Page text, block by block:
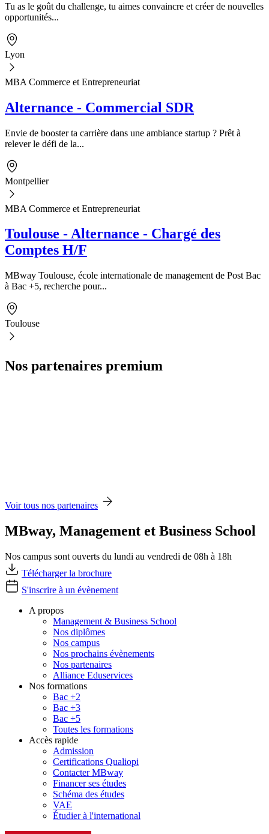
Tu as le goût du challenge, tu aimes convaincre et créer de nouvelles
opportunités...
Lyon
MBA Commerce et Entrepreneuriat
Alternance - Commercial SDR
Envie de booster ta carrière dans une ambiance startup ? Prêt à
relever le défi de la...
Montpellier
MBA Commerce et Entrepreneuriat
Toulouse - Alternance - Chargé des
Comptes H/F
MBway Toulouse, école internationale de management de Post Bac
à Bac +5, recherche pour...
Toulouse
Nos partenaires premium
Voir tous nos partenaires
MBway, Management et Business School
Nos campus sont ouverts du lundi au vendredi de 08h à 18h
Télécharger la brochure
S'inscrire à un évènement
A propos
Management & Business School
Nos diplômes
Nos campus
Nos prochains évènements
Nos partenaires
Alliance Eduservices
Nos formations
Bac +2
Bac +3
Bac +5
Toutes les formations
Accès rapide
Admission
Certifications Qualiopi
Contacter MBway
Financer ses études
Schéma des études
VAE
Étudier à l'international